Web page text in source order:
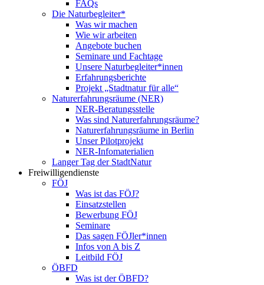
FAQs
Die Naturbegleiter*
Was wir machen
Wie wir arbeiten
Angebote buchen
Seminare und Fachtage
Unsere Naturbegleiter*innen
Erfahrungsberichte
Projekt „Stadtnatur für alle“
Naturerfahrungsräume (NER)
NER-Beratungsstelle
Was sind Naturerfahrungsräume?
Naturerfahrungsräume in Berlin
Unser Pilotprojekt
NER-Infomaterialien
Langer Tag der StadtNatur
Freiwilligendienste
FÖJ
Was ist das FÖJ?
Einsatzstellen
Bewerbung FÖJ
Seminare
Das sagen FÖJler*innen
Infos von A bis Z
Leitbild FÖJ
ÖBFD
Was ist der ÖBFD?